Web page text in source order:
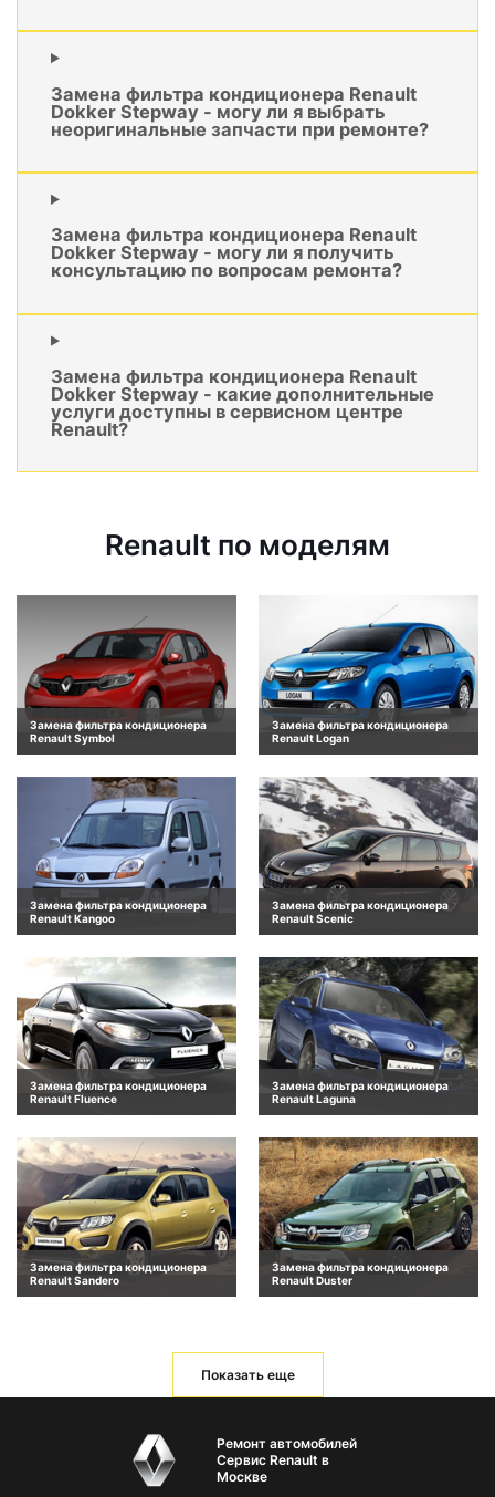
Замена фильтра кондиционера Renault
Dokker Stepway - могу ли я выбрать
неоригинальные запчасти при ремонте?
Замена фильтра кондиционера Renault
Dokker Stepway - могу ли я получить
консультацию по вопросам ремонта?
Замена фильтра кондиционера Renault
Dokker Stepway - какие дополнительные
услуги доступны в сервисном центре
Renault?
Renault по моделям
Замена фильтра кондиционера
Renault Symbol
Замена фильтра кондиционера
Renault Logan
Замена фильтра кондиционера
Renault Kangoo
Замена фильтра кондиционера
Renault Scenic
Замена фильтра кондиционера
Renault Fluence
Замена фильтра кондиционера
Renault Laguna
Замена фильтра кондиционера
Renault Sandero
Замена фильтра кондиционера
Renault Duster
Показать еще
Ремонт автомобилей
Сервис Renault в
Москве